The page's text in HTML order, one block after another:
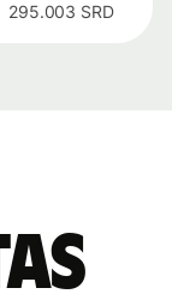
295.003 SRD